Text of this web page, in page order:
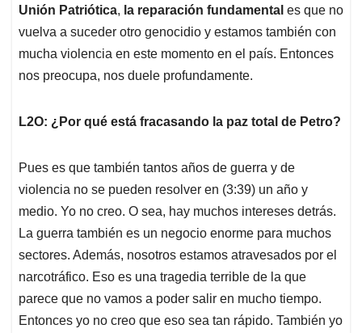
Unión Patriótica, la reparación fundamental es que no
vuelva a suceder otro genocidio y estamos también con
mucha violencia en este momento en el país. Entonces
nos preocupa, nos duele profundamente.
L2O: ¿Por qué está fracasando la paz total de Petro?
Pues es que también tantos años de guerra y de
violencia no se pueden resolver en (3:39) un año y
medio. Yo no creo. O sea, hay muchos intereses detrás.
La guerra también es un negocio enorme para muchos
sectores. Además, nosotros estamos atravesados por el
narcotráfico. Eso es una tragedia terrible de la que
parece que no vamos a poder salir en mucho tiempo.
Entonces yo no creo que eso sea tan rápido. También yo